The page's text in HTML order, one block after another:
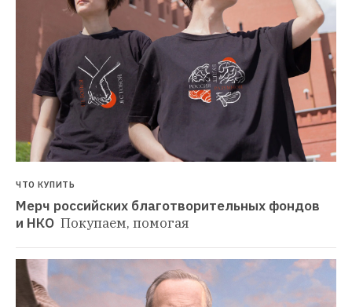
ЧТО КУПИТЬ
Мерч российских благотворительных фондов
и НКО Покупаем, помогая